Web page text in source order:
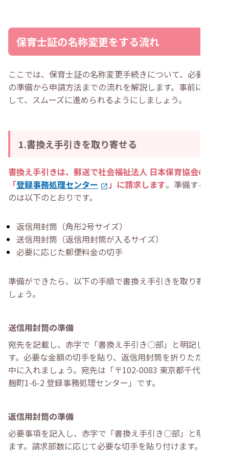
保育士証の名称変更をする流れ
ここでは、保育士証の名称変更手続きについて、必要書類
の準備から申請方法までの流れを解説します。事前に確認
して、スムーズに進められるようにしましょう。
1.書換え手引きを取り寄せる
書換え手引きは、郵送で社会福祉法人 日本保育協会の
「登録事務処理センター 」に請求します。準備するも
のは以下のとおりです。
返信用封筒（角形2号サイズ）
送信用封筒（返信用封筒が入るサイズ）
必要に応じた郵便料金の切手
準備ができたら、以下の手順で書換え手引きを取り寄せま
しょう。
送信用封筒の準備
宛先を記載し、赤字で「書換え手引き○部」と明記しま
す。必要な金額の切手を貼り、返信用封筒を折りたたんで
中に入れましょう。宛先は「〒102-0083 東京都千代田区
麹町1-6-2 登録事務処理センター」です。
返信用封筒の準備
必要事項を記入し、赤字で「書換え手引き○部」と明記し
ます。請求部数に応じて必要な切手を貼り付けます。